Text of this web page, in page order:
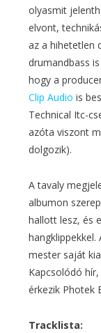
olyasmit
elvont,
az a hihetetlen
drumandbass
hogy a
Clip Audio is
Technical Itc-
azóta viszont
dolgozik).
A tavaly
albumon
hallott lesz, és
mester saját
Kapcsolódó
érkezik Photek
Tracklista: